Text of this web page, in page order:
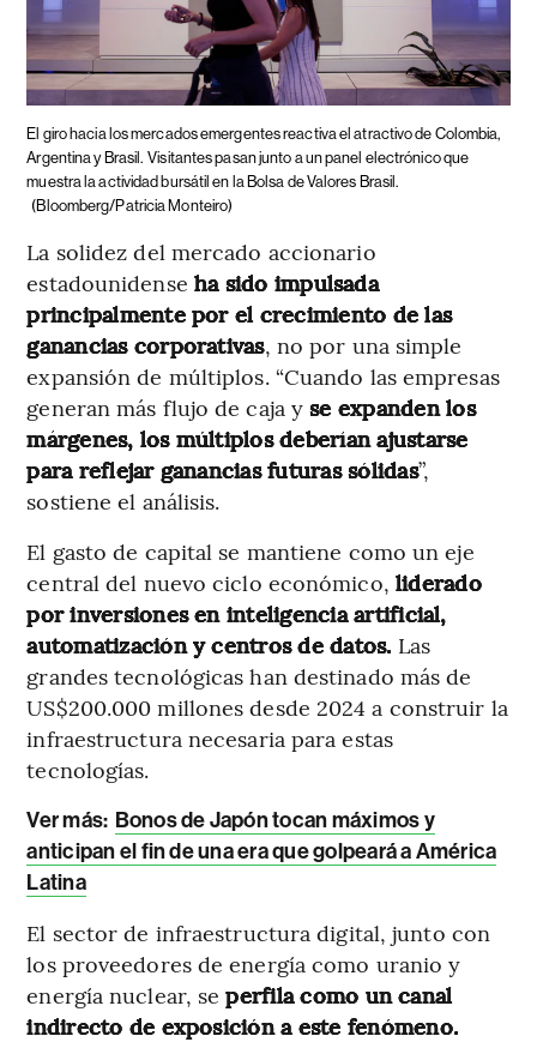
El giro hacia los mercados emergentes reactiva el atractivo de Colombia,
Argentina y Brasil. Visitantes pasan junto a un panel electrónico que
muestra la actividad bursátil en la Bolsa de Valores Brasil.
(Bloomberg/Patricia Monteiro)
La solidez del mercado accionario
estadounidense ha sido impulsada
principalmente por el crecimiento de las
ganancias corporativas, no por una simple
expansión de múltiplos. “Cuando las empresas
generan más flujo de caja yse expanden los
márgenes, los múltiplos deberían ajustarse
para reflejar ganancias futuras sólidas”,
sostiene el análisis.
El gasto de capital se mantiene como un eje
central del nuevo ciclo económico, liderado
por inversiones en inteligencia artificial,
automatización y centros de datos. Las
grandes tecnológicas han destinado más de
US$200.000 millones desde 2024 a construir la
infraestructura necesaria para estas
tecnologías.
Ver más: Bonos de Japón tocan máximos y
anticipan el fin de una era que golpeará a América
Latina
El sector de infraestructura digital, junto con
los proveedores de energía como uranio y
energía nuclear, seperfila como un canal
indirecto de exposición a este fenómeno.